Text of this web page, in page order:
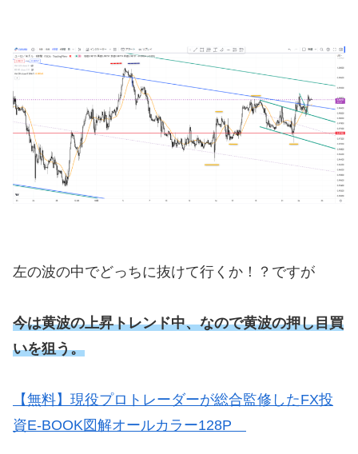
左の波の中でどっちに抜けて行くか！？ですが
今は黄波の上昇トレンド中、なので黄波の押し目買
いを狙う。
【無料】現役プロトレーダーが総合監修したFX投
資E-BOOK図解オールカラー128P